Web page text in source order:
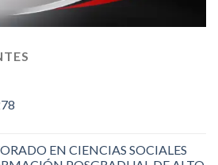
EN CIENCIAS SOCIALES